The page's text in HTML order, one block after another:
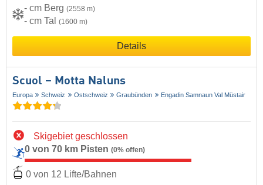
- cm Berg (2558 m)
- cm Tal (1600 m)
Details
Scuol – Motta Naluns
Europa Schweiz Ostschweiz Graubünden Engadin Samnaun Val Müstair
Skigebiet geschlossen
0 von 70 km Pisten (0% offen)
0 von 12 Lifte/Bahnen